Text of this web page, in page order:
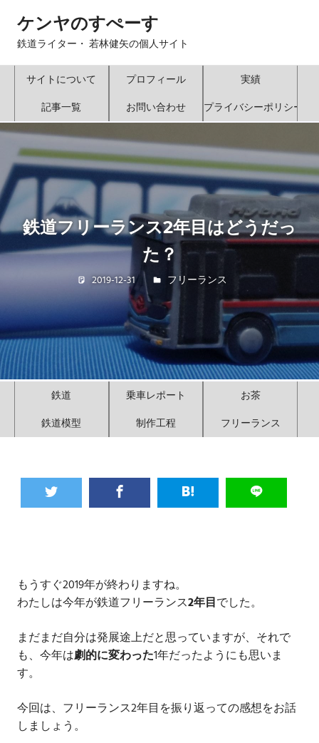
ン
キ
プ
ケンヤのすぺーす
鉄道ライター・ 若林健矢の個人サイト
サイトについて プロフィール
実績
記事一覧
お問い合わせ プライバシーポリシー
鉄道フリーランス2年目はどうだっ
た？
2019-12-31 若林 健矢
フリーランス
鉄道 乗車レポート
お茶
鉄道模型
制作工程 フリーランス
もうすぐ2019年が終わりますね。
わたしは今年が鉄道フリーランス2年目でした。
まだまだ自分は発展途上だと思っていますが、それで
も、今年は劇的に変わった1年だったようにも思いま
す。
今回は、フリーランス2年目を振り返っての感想をお話
しましょう。